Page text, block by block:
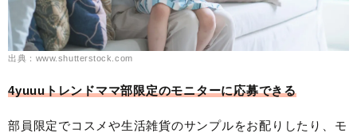
出典：www.shutterstock.com
4yuuuトレンドママ部限定のモニターに応募できる
部員限定でコスメや生活雑貨のサンプルをお配りしたり、モ